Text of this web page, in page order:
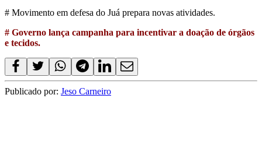
# Movimento em defesa do Juá prepara novas atividades.
# Governo lança campanha para incentivar a doação de órgãos
e tecidos.
Publicado por: Jeso Carneiro